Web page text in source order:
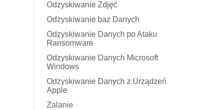
Odzyskiwanie Zdjęć
Odzyskiwanie baz Danych
Odzyskiwanie Danych po Ataku
Ransomware
Odzyskiwanie Danych Microsoft
Windows
Odzyskiwanie Danych z Urządzeń
Apple
Zalanie